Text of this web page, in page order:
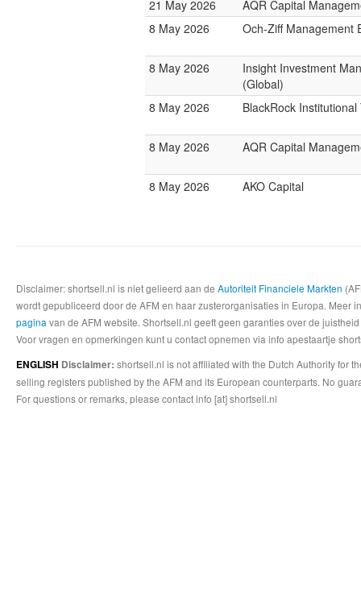
21 May 2026
AQR Capital
8 May 2026
Och-Ziff Management
8 May 2026
Insight Investment
(Global)
8 May 2026
BlackRock
8 May 2026 AQR Capital
8 May 2026 AKO Capital
Disclaimer: shortsell.nl is niet gelieerd aan de Autoriteit Financiele Markten
wordt gepubliceerd door de AFM en haar zusterorganisaties in Europa.
pagina van de AFM website. Shortsell.nl geeft geen garanties over de
Voor vragen en opmerkingen kunt u contact opnemen via info apestaartje
ENGLISH Disclaimer: shortsell.nl is not affiliated with the Dutch Authority for
selling registers published by the AFM and its European counterparts. No
For questions or remarks, please contact info [at] shortsell.nl